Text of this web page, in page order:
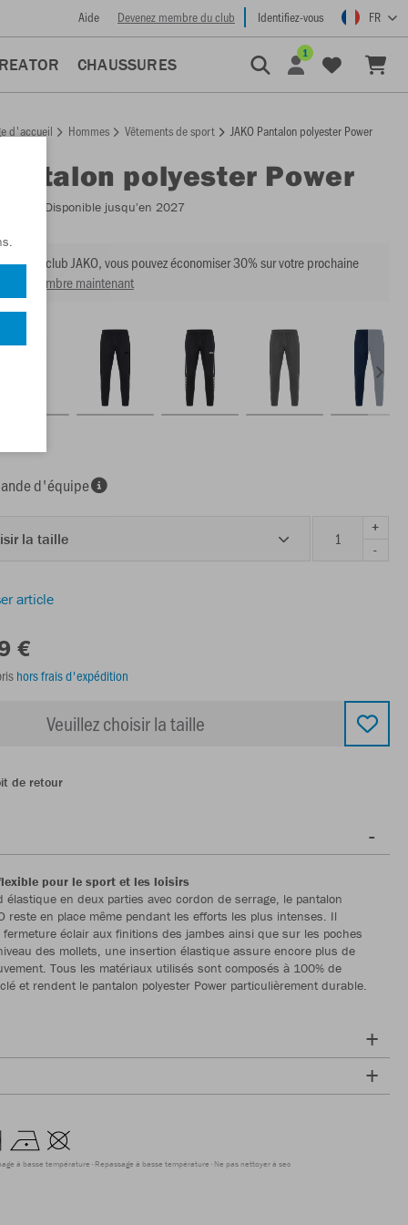
Aide Devenez membre du club Identifiez-vous FR
CHAUSSURES
1
d'accueil Hommes Vêtements de sport JAKO Pantalon polyester Power
polyester Power
- Disponible jusqu'en 2027
du club JAKO, vous pouvez économiser 30% sur votre prochaine
membre maintenant
d'équipe
la taille
+
-
article
€
hors frais d'expédition
Veuillez choisir la taille
de retour
pour le sport et les loisirs
élastique en deux parties avec cordon de serrage, le pantalon
reste en place même pendant les efforts les plus intenses. Il
éclair aux finitions des jambes ainsi que sur les poches
des mollets, une insertion élastique assure encore plus de
Tous les matériaux utilisés sont composés à 100% de
et rendent le pantalon polyester Power particulièrement durable.
à basse température Repassage à basse température Ne pas nettoyer à sec